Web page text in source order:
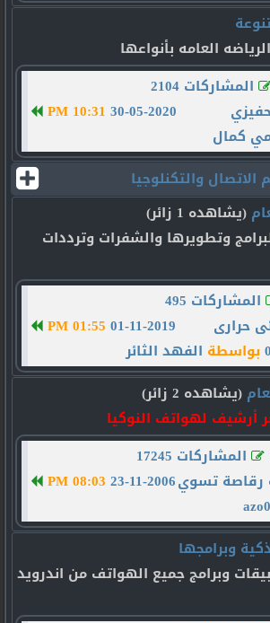
العامه بأنواعها
المشاركات 2104
30-05-2020
10:31 PM
كمال
الاتصال والتكنلوجيا
(يشاهده 1 زائر)
وتطويرها والشفرات وترددات
المشاركات 495
01-11-2019
01:55 PM
حرارى
بواسطة الفهد الثائر
(يشاهده 2 زائر)
أرشيف لهواتف النوكيا
المشاركات 17245
23-11-2006
08:03 PM
رقاصة تسوي
وبرامجها
وبرامج جميع الهواتف من اندرويد